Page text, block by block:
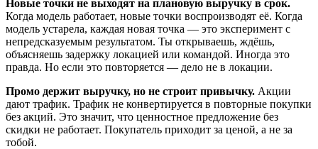
Новые точки не выходят на плановую выручку в срок.
Когда модель работает, новые точки воспроизводят её. Когда
модель устарела, каждая новая точка — это эксперимент с
непредсказуемым результатом. Ты открываешь, ждёшь,
объясняешь задержку локацией или командой. Иногда это
правда. Но если это повторяется — дело не в локации.
Промо держит выручку, но не строит привычку. Акции
дают трафик. Трафик не конвертируется в повторные покупки
без акций. Это значит, что ценностное предложение без
скидки не работает. Покупатель приходит за ценой, а не за
тобой.